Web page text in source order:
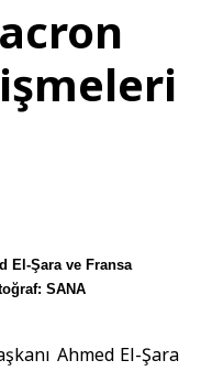
El-Şara ve Fransa
SANA
Ahmed El-Şara